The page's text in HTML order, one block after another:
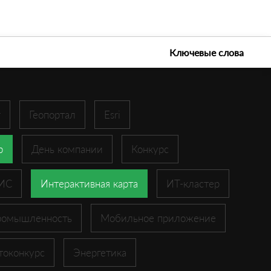
Ключевые слова
Геопортал Esri
День компании Конкурс
Интерактивная карта ИТ-кластер
Мобильное приложение
Энергетика